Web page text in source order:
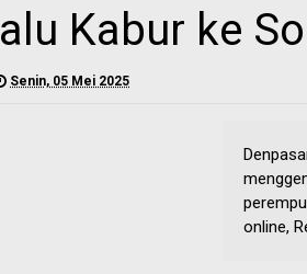
Kabur ke
Senin, 05 Mei 2025
online,